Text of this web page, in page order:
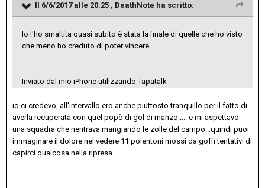
Il 6/6/2017 alle 20:25 , DeathNote ha scritto:
Io l'ho smaltita quasi subito è stata la finale di quelle che ho visto
che meno ho creduto di poter vincere
Inviato dal mio iPhone utilizzando Tapatalk
io ci credevo, all'intervallo ero anche piuttosto tranquillo per il fatto di
averla recuperata con quel popò di gol di manzo..... e mi aspettavo
una squadra che rientrava mangiando le zolle del campo...quindi puoi
immaginare il dolore nel vedere 11 polentoni mossi da goffi tentativi di
capirci qualcosa nella ripresa